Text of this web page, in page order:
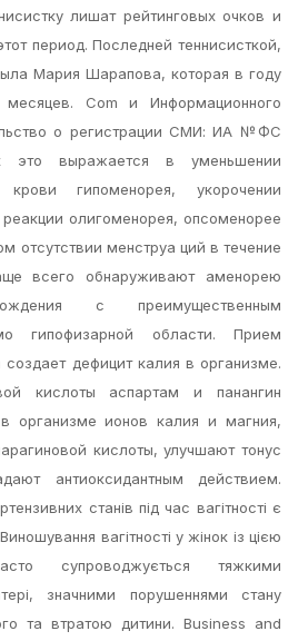
лишат рейтинговых очков и
период. Последней теннисисткой,
Мария Шарапова, которая в году
Com и Информационного
о регистрации СМИ: ИА №ФС
это выражается в уменьшении
гипоменорея, укорочении
олигоменорея, опсоменорее
отсутствии менструа ций в течение
всего обнаруживают аменорею
с преимущественным
гипофизарной области. Прием
создает дефицит калия в организме.
кислоты аспартам и панангин
организме ионов калия и магния,
кислоты, улучшают тонус
антиоксидантным действием.
станів під час вагітності є
вагітності у жінок із цією
супроводжується тяжкими
значними порушеннями стану
та втратою дитини. Business and